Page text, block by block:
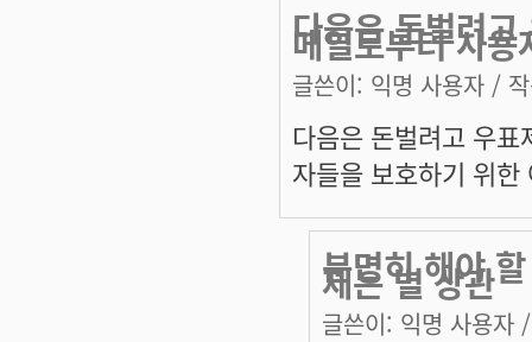
다음은 돈벌려
메일로부터 사용
글쓴이: 익명 사용자 /
다음은 돈벌려고 우
자들을 보호하기 위
분명히 해야
제는 별 상관
글쓴이: 익명 사용자